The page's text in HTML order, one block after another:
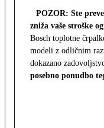
POZOR: Ste
zniža vaše stroške
Bosch toplotne
modeli z odličnim
dokazano
posebno ponudbo